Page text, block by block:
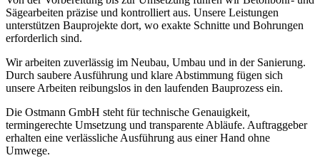
Sägearbeiten präzise und kontrolliert aus. Unsere Leistungen
unterstützen Bauprojekte dort, wo exakte Schnitte und Bohrungen
erforderlich sind.
Wir arbeiten zuverlässig im Neubau, Umbau und in der Sanierung.
Durch saubere Ausführung und klare Abstimmung fügen sich
unsere Arbeiten reibungslos in den laufenden Bauprozess ein.
Die Ostmann GmbH steht für technische Genauigkeit,
termingerechte Umsetzung und transparente Abläufe. Auftraggeber
erhalten eine verlässliche Ausführung aus einer Hand ohne
Umwege.